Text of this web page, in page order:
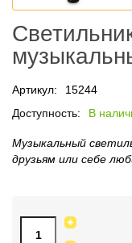
Артикул:
15244
Доступность:
В
Музыкальный
друзьям или себе